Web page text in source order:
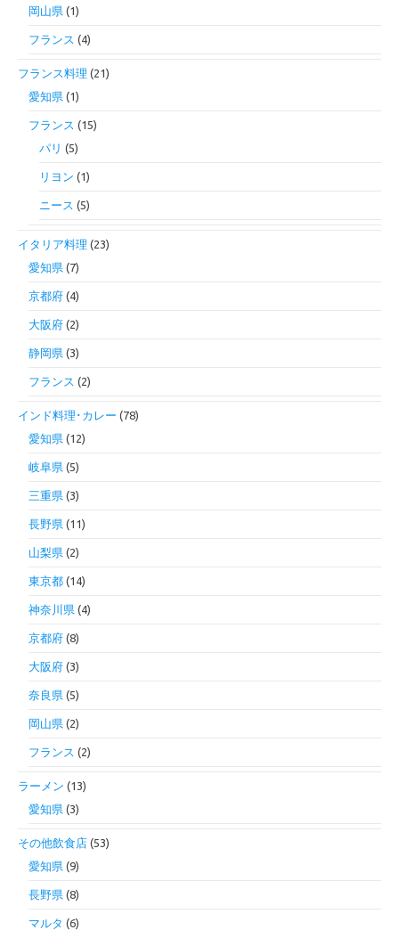
岡山県 (1)
フランス (4)
フランス料理 (21)
愛知県 (1)
フランス (15)
パリ (5)
リヨン (1)
ニース (5)
イタリア料理 (23)
愛知県 (7)
京都府 (4)
大阪府 (2)
静岡県 (3)
フランス (2)
インド料理･カレー (78)
愛知県 (12)
岐阜県 (5)
三重県 (3)
長野県 (11)
山梨県 (2)
東京都 (14)
神奈川県 (4)
京都府 (8)
大阪府 (3)
奈良県 (5)
岡山県 (2)
フランス (2)
ラーメン (13)
愛知県 (3)
その他飲食店 (53)
愛知県 (9)
長野県 (8)
マルタ (6)